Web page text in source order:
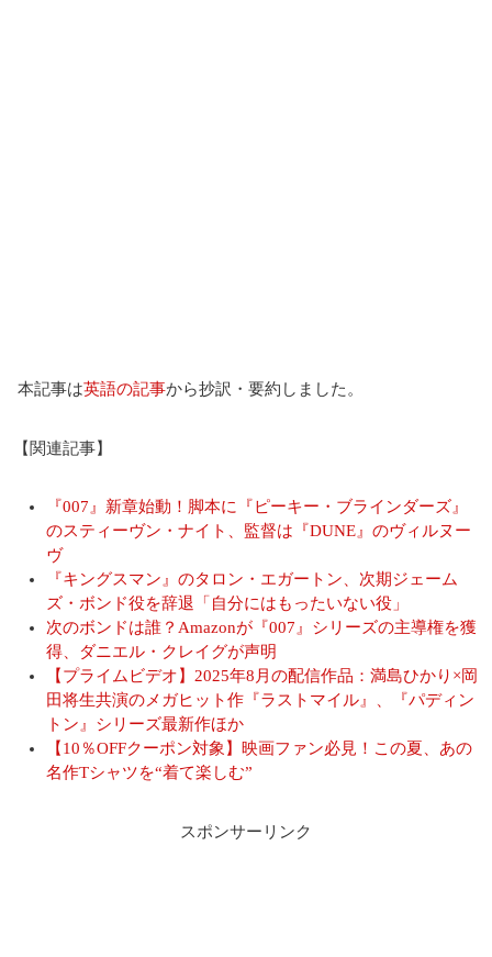
本記事は英語の記事から抄訳・要約しました。
【関連記事】
『007』新章始動！脚本に『ピーキー・ブラインダーズ』
のスティーヴン・ナイト、監督は『DUNE』のヴィルヌー
ヴ
『キングスマン』のタロン・エガートン、次期ジェーム
ズ・ボンド役を辞退「自分にはもったいない役」
次のボンドは誰？Amazonが『007』シリーズの主導権を獲
得、ダニエル・クレイグが声明
【プライムビデオ】2025年8月の配信作品：満島ひかり×岡
田将生共演のメガヒット作『ラストマイル』、『パディン
トン』シリーズ最新作ほか
【10％OFFクーポン対象】映画ファン必見！この夏、あの
名作Tシャツを“着て楽しむ”
スポンサーリンク